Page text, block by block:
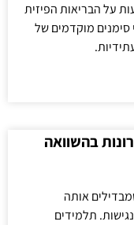
על הבריאות הפיזית
סימנים מוקדמים של
בהשוואה
אותה
תלמידים